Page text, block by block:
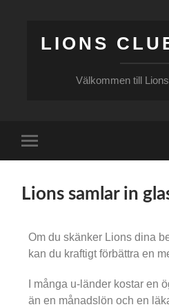
LIONS
Välkommen till
Lions samlar in
Om du skänker Lions dina
kan du kraftigt förbättra en
I många u-länder kostar en
än en månadslön och en